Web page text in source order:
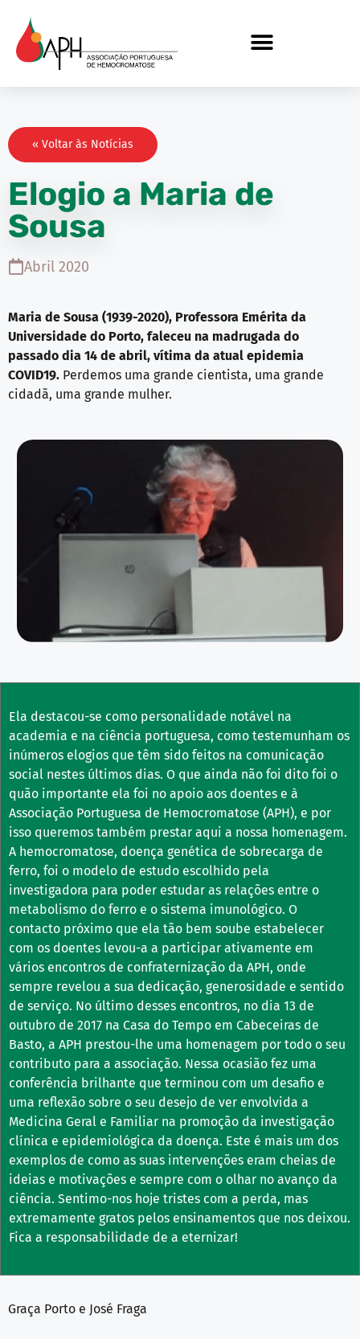
« Voltar às Notícias
Elogio a Maria de
Sousa
Abril 2020
Maria de Sousa (1939-2020), Professora Emérita da
Universidade do Porto, faleceu na madrugada do
passado dia 14 de abril, vítima da atual epidemia
COVID19. Perdemos uma grande cientista, uma grande
cidadã, uma grande mulher.
Ela destacou-se como personalidade notável na
academia e na ciência portuguesa, como testemunham os
inúmeros elogios que têm sido feitos na comunicação
social nestes últimos dias. O que ainda não foi dito foi o
quão importante ela foi no apoio aos doentes e à
Associação Portuguesa de Hemocromatose (APH), e por
isso queremos também prestar aqui a nossa homenagem.
A hemocromatose, doença genética de sobrecarga de
ferro, foi o modelo de estudo escolhido pela
investigadora para poder estudar as relações entre o
metabolismo do ferro e o sistema imunológico. O
contacto próximo que ela tão bem soube estabelecer
com os doentes levou-a a participar ativamente em
vários encontros de confraternização da APH, onde
sempre revelou a sua dedicação, generosidade e sentido
de serviço. No último desses encontros, no dia 13 de
outubro de 2017 na Casa do Tempo em Cabeceiras de
Basto, a APH prestou-lhe uma homenagem por todo o seu
contributo para a associação. Nessa ocasião fez uma
conferência brilhante que terminou com um desafio e
uma reflexão sobre o seu desejo de ver envolvida a
Medicina Geral e Familiar na promoção da investigação
clínica e epidemiológica da doença. Este é mais um dos
exemplos de como as suas intervenções eram cheias de
ideias e motivações e sempre com o olhar no avanço da
ciência. Sentimo-nos hoje tristes com a perda, mas
extremamente gratos pelos ensinamentos que nos deixou.
Fica a responsabilidade de a eternizar!
Graça Porto e José Fraga